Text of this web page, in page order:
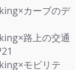
カーブのデ
路上の交通
モビリテ